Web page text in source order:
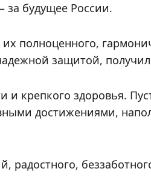
за будущее России.
полноценного,
защитой,
и крепкого здоровья.
достижениями,